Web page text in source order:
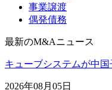
事業譲渡
偶発債務
最新のM&Aニュース
キューブシステムが中国
2026年08月05日